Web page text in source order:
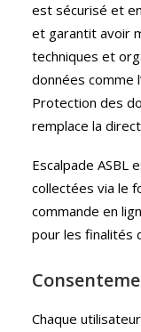
est sécurisé et
et garantit avoir
techniques et
données comme
Protection des
remplace la
Escalpade ASBL
collectées via le
commande en
pour les finalités
Chaque